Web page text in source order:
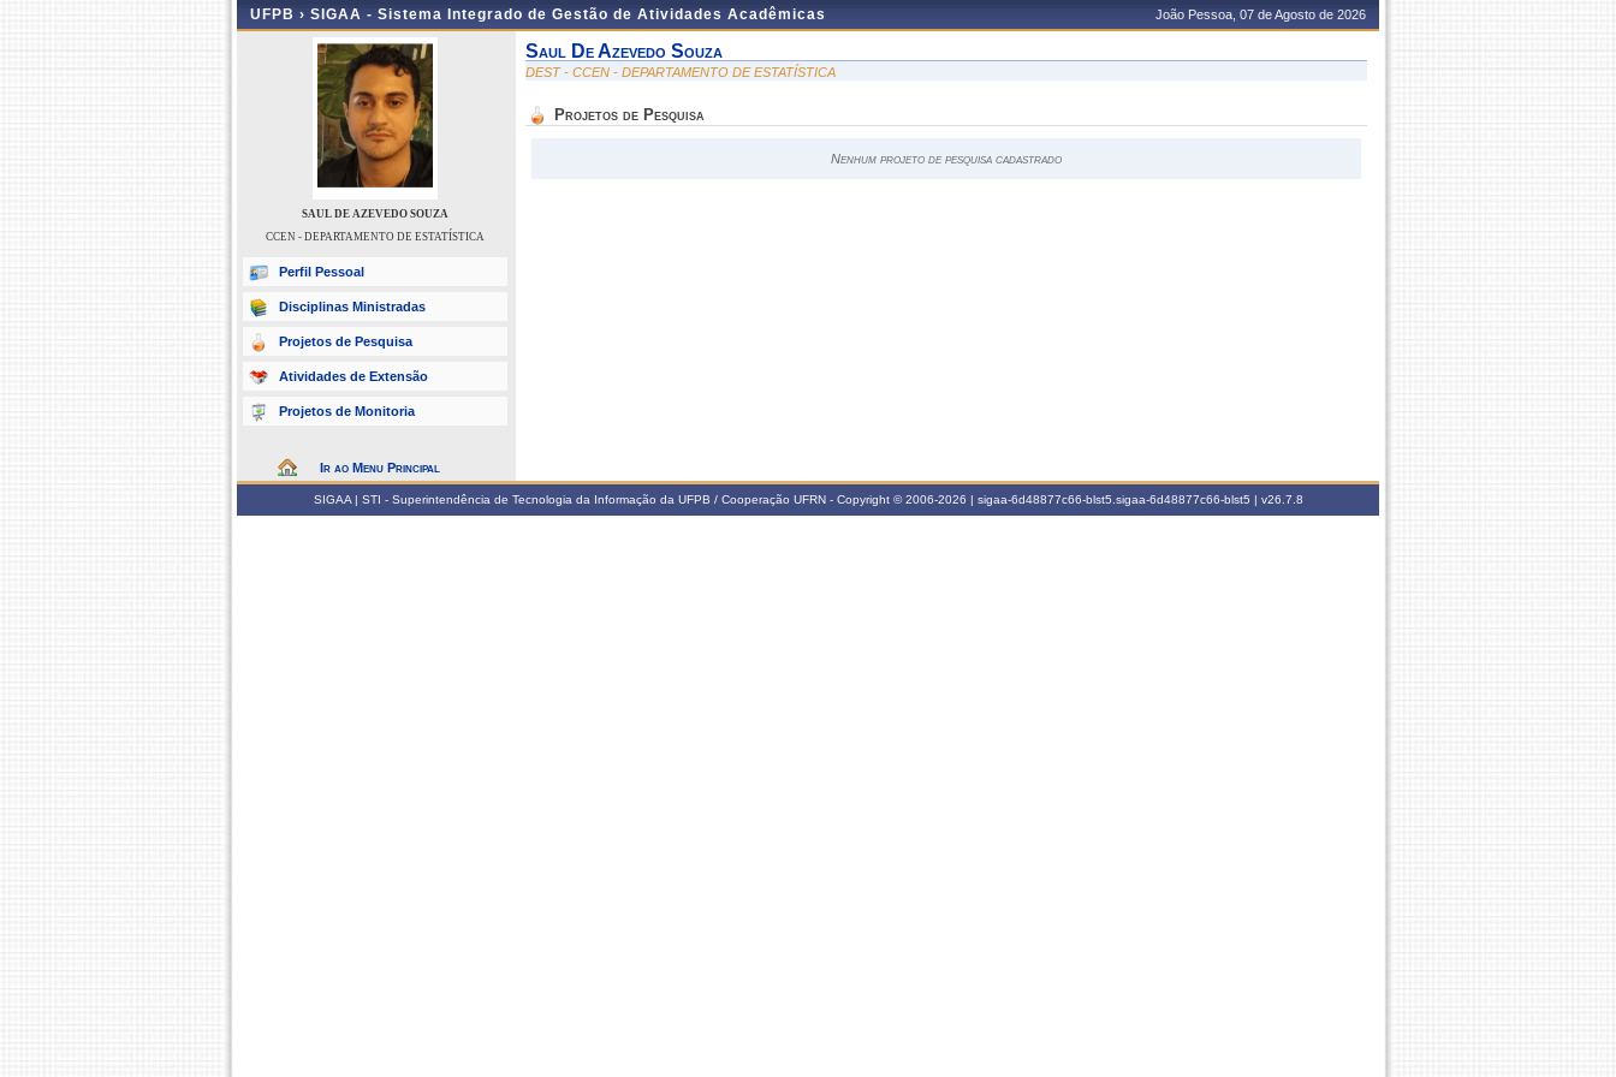
UFPB › SIGAA - Sistema Integrado de Gestão de Atividades Acadêmicas João Pessoa, 07 de Agosto de 2026
SAUL DE AZEVEDO SOUZA
CCEN - DEPARTAMENTO DE ESTATÍSTICA
Perfil Pessoal
Disciplinas Ministradas
Projetos de Pesquisa
Atividades de Extensão
Projetos de Monitoria
Ir ao Menu Principal
Saul De Azevedo Souza
DEST - CCEN - DEPARTAMENTO DE ESTATÍSTICA
Projetos de Pesquisa
Nenhum projeto de pesquisa cadastrado
SIGAA | STI - Superintendência de Tecnologia da Informação da UFPB / Cooperação UFRN - Copyright © 2006-2026 | sigaa-6d48877c66-blst5.sigaa-6d48877c66-blst5 | v26.7.8